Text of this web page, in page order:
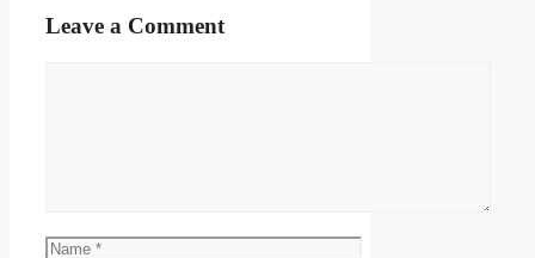
Leave a Comment
Name